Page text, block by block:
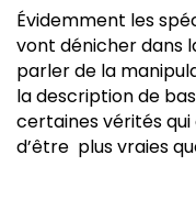
Évidemment les
vont dénicher dans
parler de la
la description de
certaines vérités
d’être plus vraies